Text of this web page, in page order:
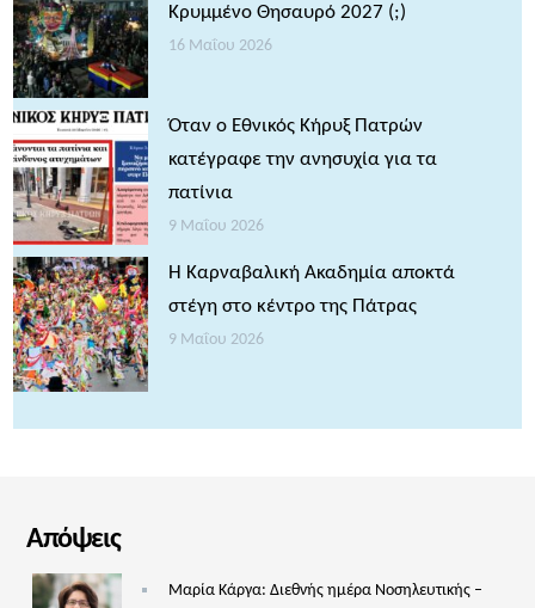
Κρυμμένο Θησαυρό 2027 (;)
16 Μαΐου 2026
Όταν ο Εθνικός Κήρυξ Πατρών
κατέγραφε την ανησυχία για τα
πατίνια
9 Μαΐου 2026
Η Καρναβαλική Ακαδημία αποκτά
στέγη στο κέντρο της Πάτρας
9 Μαΐου 2026
Απόψεις
Μαρία Κάργα: Διεθνής ημέρα Νοσηλευτικής –